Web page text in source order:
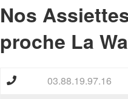
Nos
proche La
03.88.19.97.16